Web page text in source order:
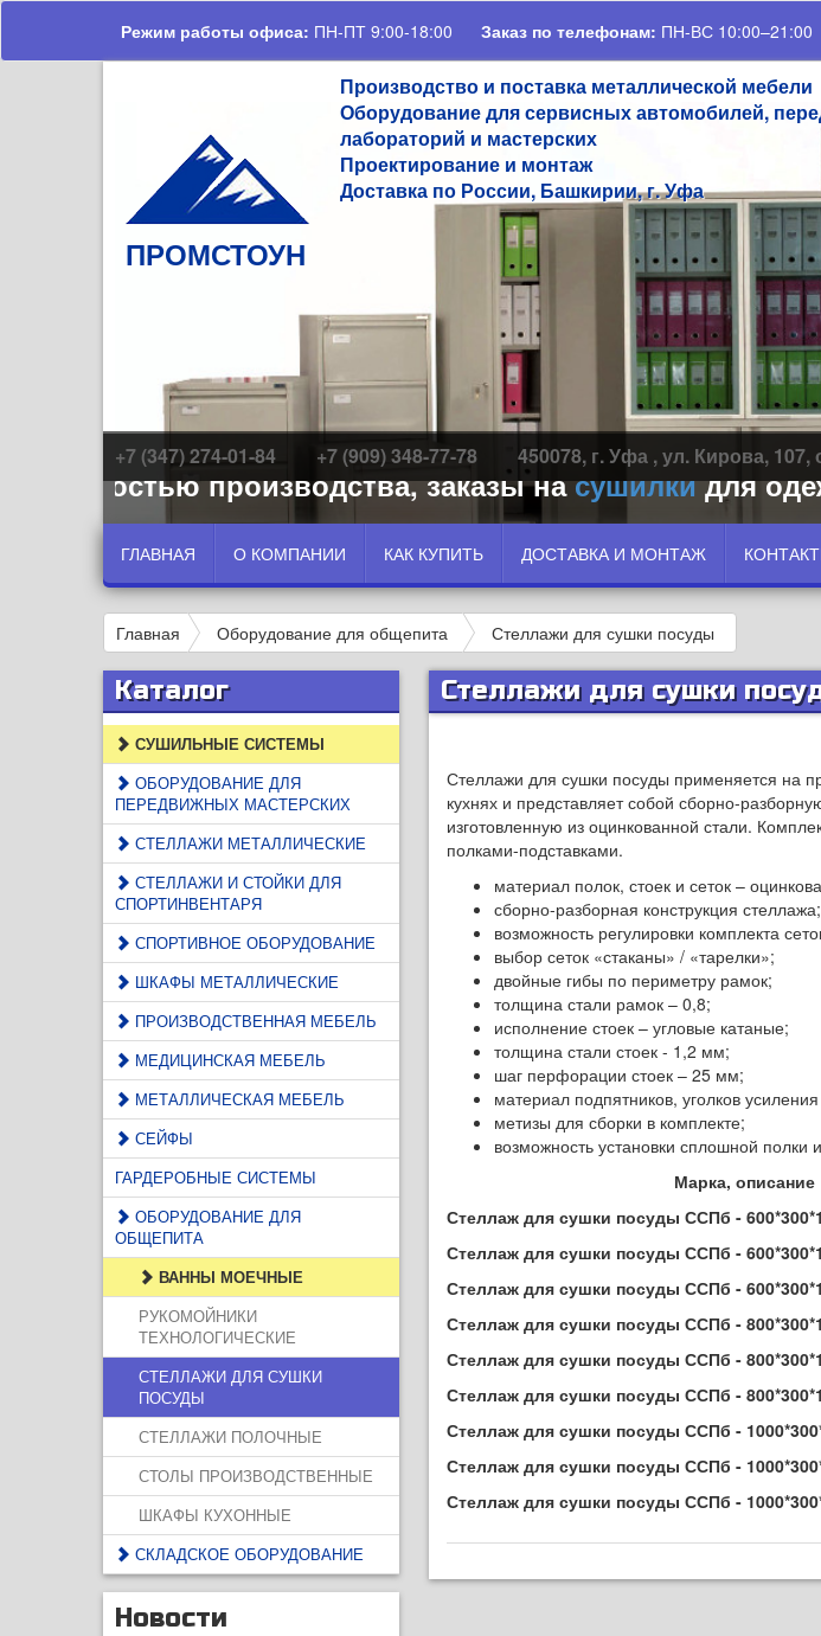
Режим работы офиса: ПН-ПТ 9:00-18:00 Заказ по телефонам: ПН-ВС 10:00–21:00
ПРОМСТОУН
Производство и поставка металлической мебели
Оборудование для сервисных автомобилей,
лабораторий и мастерских
Проектирование и монтаж
Доставка по России, Башкирии, г. Уфа
+7 (347) 274-01-84 +7 (909) 348-77-78 450078, г. Уфа , ул. Кирова, 107,
производства, заказы насушилкидля
ГЛАВНАЯ О КОМПАНИИ КАК КУПИТЬ ДОСТАВКА И МОНТАЖ
Главная Оборудование для общепита Стеллажи для сушки посуды
Каталог
СУШИЛЬНЫЕ СИСТЕМЫ
ОБОРУДОВАНИЕ ДЛЯ
ПЕРЕДВИЖНЫХ МАСТЕРСКИХ
СТЕЛЛАЖИ МЕТАЛЛИЧЕСКИЕ
СТЕЛЛАЖИ И СТОЙКИ ДЛЯ
СПОРТИНВЕНТАРЯ
СПОРТИВНОЕ ОБОРУДОВАНИЕ
ШКАФЫ МЕТАЛЛИЧЕСКИЕ
ПРОИЗВОДСТВЕННАЯ МЕБЕЛЬ
МЕДИЦИНСКАЯ МЕБЕЛЬ
МЕТАЛЛИЧЕСКАЯ МЕБЕЛЬ
СЕЙФЫ
ГАРДЕРОБНЫЕ СИСТЕМЫ
ОБОРУДОВАНИЕ ДЛЯ
ОБЩЕПИТА
ВАННЫ МОЕЧНЫЕ
РУКОМОЙНИКИ
ТЕХНОЛОГИЧЕСКИЕ
СТЕЛЛАЖИ ДЛЯ СУШКИ
ПОСУДЫ
СТЕЛЛАЖИ ПОЛОЧНЫЕ
СТОЛЫ ПРОИЗВОДСТВЕННЫЕ
ШКАФЫ КУХОННЫЕ
СКЛАДСКОЕ ОБОРУДОВАНИЕ
Новости
Стеллажи для сушки
Стеллажи для сушки посуды применяется на
кухнях и представляет собой сборно-
изготовленную из оцинкованной стали.
полками-подставками.
материал полок, стоек и сеток –
сборно-разборная конструкция стеллажа;
возможность регулировки комплекта
выбор сеток «стаканы» / «тарелки»;
двойные гибы по периметру рамок;
толщина стали рамок – 0,8;
исполнение стоек – угловые катаные;
толщина стали стоек - 1,2 мм;
шаг перфорации стоек – 25 мм;
материал подпятников, уголков
метизы для сборки в комплекте;
возможность установки сплошной
Стеллаж для сушки посуды ССПб -
Стеллаж для сушки посуды ССПб -
Стеллаж для сушки посуды ССПб -
Стеллаж для сушки посуды ССПб -
Стеллаж для сушки посуды ССПб -
Стеллаж для сушки посуды ССПб -
Стеллаж для сушки посуды ССПб -
Стеллаж для сушки посуды ССПб -
Стеллаж для сушки посуды ССПб -